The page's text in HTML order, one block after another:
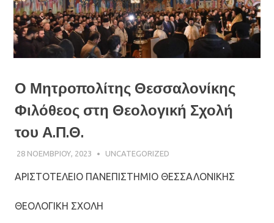
Καστελλίου
και
Ο Μητροπολίτης Θεσσαλονίκης
Φιλόθεος στη Θεολογική Σχολή
του Α.Π.Θ.
28 ΝΟΕΜΒΡΊΟΥ, 2023 ΠΑΤΉΡ ΜΙΧΑΉΛ ΠΑΠΑΪΩΆΝΝΟΥ
UNCATEGORIZED
ΑΡΙΣΤΟΤΕΛΕΙΟ ΠΑΝΕΠΙΣΤΗΜΙΟ ΘΕΣΣΑΛΟΝΙΚΗΣ
ΘΕΟΛΟΓΙΚΗ ΣΧΟΛΗ